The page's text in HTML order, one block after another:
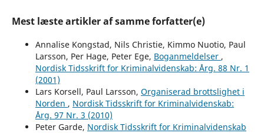
Mest læste artikler af samme forfatter(e)
Annalise Kongstad, Nils Christie, Kimmo Nuotio, Paul
Larsson, Per Hage, Peter Ege, Boganmeldelser ,
Nordisk Tidsskrift for Kriminalvidenskab: Årg. 88 Nr. 1
(2001)
Lars Korsell, Paul Larsson, Organiserad brottslighet i
Norden , Nordisk Tidsskrift for Kriminalvidenskab:
Årg. 97 Nr. 3 (2010)
Peter Garde, Nordisk Tidsskrift for Kriminalvidenskab